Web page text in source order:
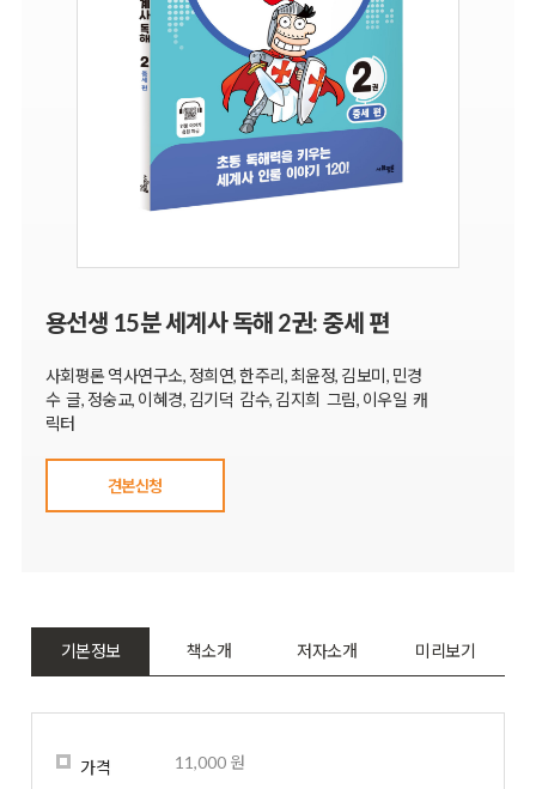
용선생 15분 세계사 독해 2권: 중세 편
사회평론 역사연구소, 정희연, 한주리, 최윤정, 김보미, 민경
수 글, 정숭교, 이혜경, 김기덕 감수, 김지희 그림, 이우일 캐
릭터
견본신청
기본정보 책소개 저자소개 미리보기
가격 11,000 원